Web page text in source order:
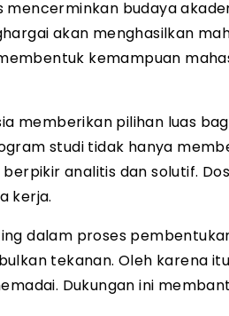
budaya
akan menghasilkan
kemampuan
memberikan pilihan luas
studi tidak hanya
analitis dan solutif.
kerja.
dalam proses
tekanan. Oleh karena
Dukungan ini